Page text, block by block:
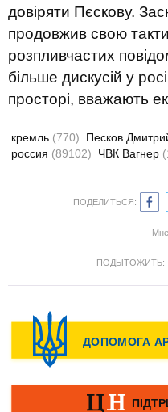
довіряти Пєскову.
продовжив свою
розпливчастих
більше дискусій у
просторі, вважають
кремль (770) Песков
россия (89102) ЧВК Вагнер
ПОДЕЛИТЬСЯ:
ПОДЫТОЖИТЬ: